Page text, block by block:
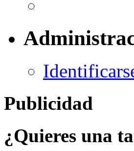
Publicidad
¿Quieres una